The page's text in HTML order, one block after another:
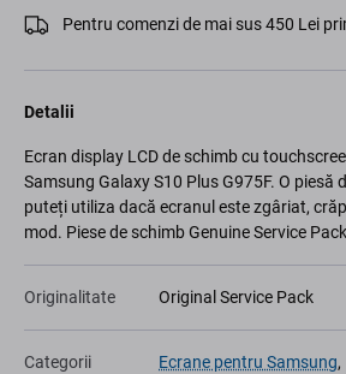
Pentru comenzi de mai sus 450 Lei
Detalii
Ecran display LCD de schimb cu
Samsung Galaxy S10 Plus G975F. O piesă
puteți utiliza dacă ecranul este zgâriat,
mod. Piese de schimb Genuine Service
Originalitate Original Service Pack
Categorii Ecrane pentru Samsung,